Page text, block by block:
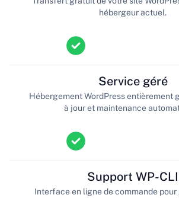
hébergeur actuel.
Service géré
Hébergement WordPress entièrement
à jour et maintenance
Support WP-CLI
Interface en ligne de commande pour